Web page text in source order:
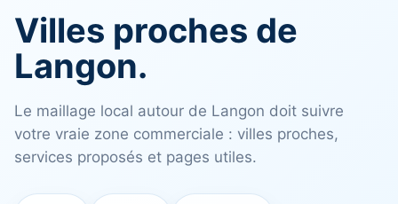
Villes proches de
Langon.
Le maillage local autour de Langon doit suivre
votre vraie zone commerciale : villes proches,
services proposés et pages utiles.